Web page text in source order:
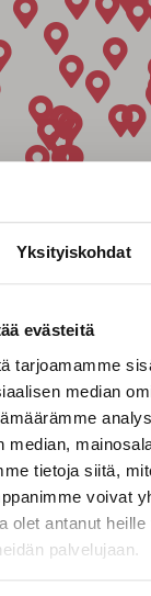
Yksityiskohdat
evästeitä
tarjoamamme
median
median,
tietoja siitä,
voivat
olet antanut
palvelujaan.
sinua?